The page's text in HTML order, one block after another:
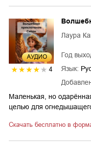
AУДИО
4
Лаура
Год
Язык:
Маленькая, но
целью для
Скачать бесплатно в